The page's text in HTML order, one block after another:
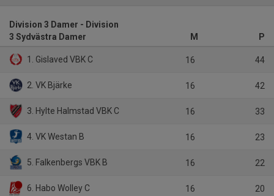
Division 3 Damer - Division
3 Sydvästra Damer
M P
1. Gislaved VBK C 16 44
2. VK Bjärke 16 42
3. Hylte Halmstad VBK C 16 33
4. VK Westan B 16 23
5. Falkenbergs VBK B 16 22
6. Habo Wolley C 16 20